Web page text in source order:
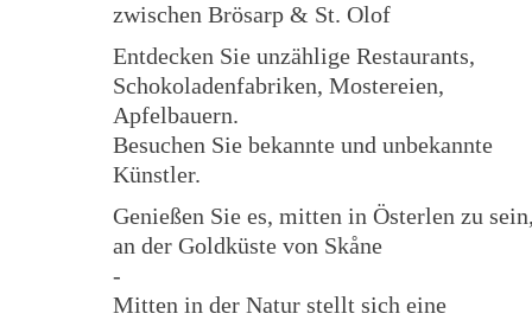
zwischen Brösarp & St. Olof
Entdecken Sie unzählige Restaurants,
Schokoladenfabriken, Mostereien,
Apfelbauern.
Besuchen Sie bekannte und unbekannte
Künstler.
Genießen Sie es, mitten in Österlen zu
an der Goldküste von Skåne
-
Mitten in der Natur stellt sich eine